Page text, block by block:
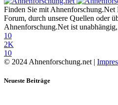
Finden Sie mit
Forum, durch unsere Quellen oder
Ahnenforschung.Net ist
10
2K
10
© 2024 Ahnenforschung.net |
Neueste Beiträge